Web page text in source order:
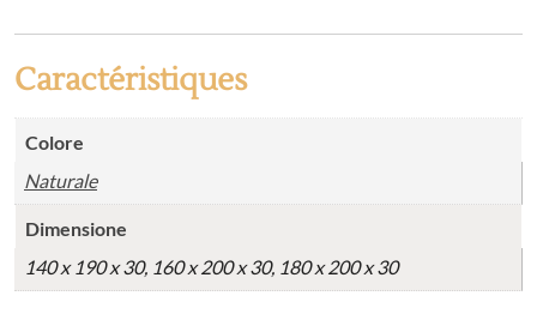
Caractéristiques
Colore
Naturale
Dimensione
140 x 190 x 30, 160 x 200 x 30, 180 x 200 x 30